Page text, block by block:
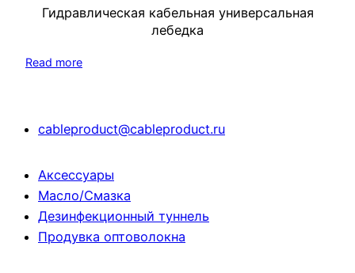
Гидравлическая кабельная универсальная
лебедка
Read more
cableproduct@cableproduct.ru
Аксессуары
Масло/Смазка
Дезинфекционный туннель
Продувка оптоволокна